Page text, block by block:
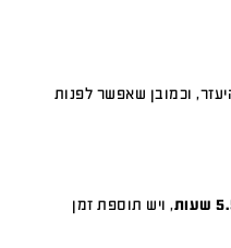
וכמובן שאפשר לפנות
, ויש תוספת זמן